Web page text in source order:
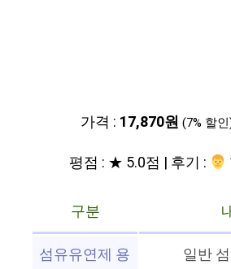
가격 : 17,870원 (7% 할
평점 : ★ 5.0점 | 후기 :
구분
섬유유연제 용
일반